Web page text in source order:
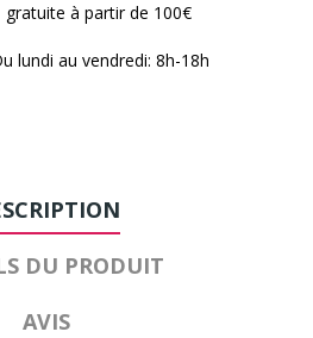
gratuite à partir de 100€
lundi au vendredi: 8h-18h
DU PRODUIT
AVIS